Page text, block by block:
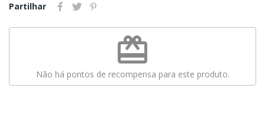
Partilhar
redeem
Não há pontos de recompensa para este produto.